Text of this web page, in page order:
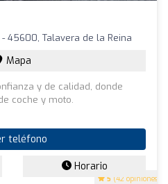
5 (42 opiniones)
- 45600, Talavera de la Reina
Mapa
y de calidad, donde
coche y moto.
teléfono
Horario